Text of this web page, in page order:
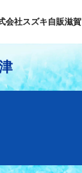
会社スズキ自販滋賀